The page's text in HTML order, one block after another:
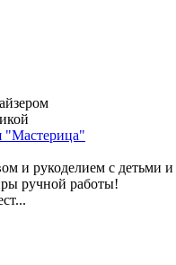
"Мастерица"
и рукоделием с детьми
ручной работы!